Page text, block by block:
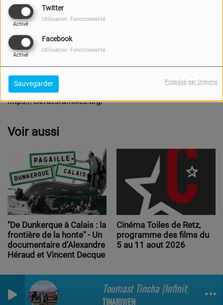
Twitter
Activé
Utilisation: Fonctionnalité
Facebook
Activé
Utilisation: Fonctionnalité
Sauvegarder Propulsé par Orejime
Toumast Tincha (Infinity Sessions)
TINARIWEN
0
12 NOVEMBRE 2025
Ce soir 18H00 sur Jade FM 99.7 Florence et Régine de
l'association Clef des familles reçoivent Agnès Bouvier
Sophrologue, nous proposent des livres pour les enfants et
l'agenda de leur association.
https://clefdesfamilles.org/
Voir aussi
"De Dunkerque à Calais : la
frontière de la honte" - Un
documentaire d’Alexandre
Héraud et Vincent Decque
Cinéma Toiles de Retz,
programme des films du
5 au 11 aout 2026